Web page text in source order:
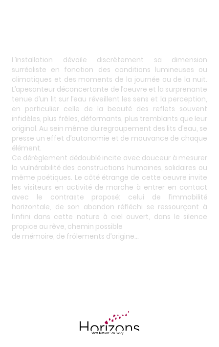
L’installation dévoile discrètement sa dimension
surréaliste en fonction des conditions lumineuses ou
climatiques et des moments de la journée ou de la nuit.
L’apesanteur déconcertante de l’oeuvre et la surprenante
tenue d’un lit sur l’eau réveillent les sens et la perception,
en particulier celle de la beauté des reflets souvent
infidèles, plus frêles, déformants, plus tremblants que leur
original. Au sein même du regroupement des lits d’eau, se
presse un effet d’autonomie et de mouvance de chaque
élément.
Ce dérèglement dédoublé incite avec douceur à mesurer
la vulnérabilité des constructions humaines, solidaires ou
même poétiques. Le côté étrange de cette oeuvre invite
les visiteurs en activité de marche à entrer en contact
avec le contraste proposé: celui de l’immobilité
horizontale, de son abandon réfléchi se ressourçant à
l’infini dans cette nature à ciel ouvert, dans le silence
propice au rêve, chemin possible
de mémoire, de frôlements d’origine…